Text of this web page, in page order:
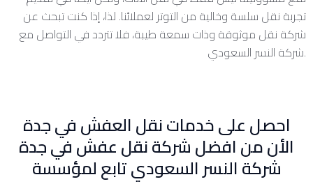
تجربة نقل سلسة وخالية من التوتر لعملائنا. لذا، إذا كنت تبحث عن
شركة نقل موثوقة وذات سمعة طيبة، فلا تتردد في التواصل مع
شركة النسر السعودي.
احصل على خدمات نقل العفش في جدة
الأن من افضل شركة نقل عفش في جدة
شركة النسر السعودي تابع لمؤسسة